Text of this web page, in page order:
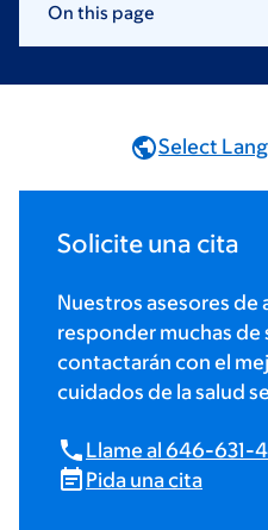
On this page
Select
Solicite una cita
Nuestros asesores
responder muchas de
contactarán con el
cuidados de la salud
Llame al 646-631-
Pida una cita